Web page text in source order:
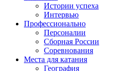
Истории успеха
Интервью
Профессионально
Персоналии
Сборная России
Соревнования
Места для катания
География